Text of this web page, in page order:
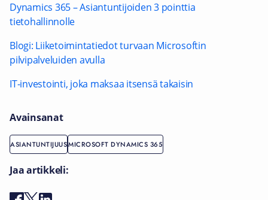
Dynamics 365 – Asiantuntijoiden 3 pointtia
tietohallinnolle
Blogi: Liiketoimintatiedot turvaan Microsoftin
pilvipalveluiden avulla
IT-investointi, joka maksaa itsensä takaisin
Avainsanat
ASIANTUNTIJUUSMICROSOFT DYNAMICS 365
Jaa artikkeli: